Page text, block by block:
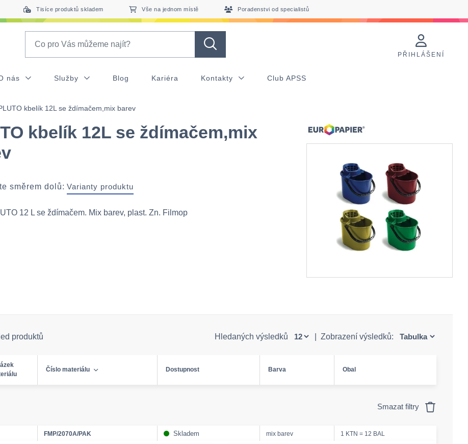
Tisíce produktů skladem Vše na jednom místě Poradenstvi od specialistů
PŘIHLÁŠENÍ
nás Služby Blog Kariéra Kontakty Club APSS
kbelík 12L se ždímačem,mix barev
kbelík 12L se ždímačem,mix
směrem dolů: Varianty produktu
12 L se ždímačem. Mix barev, plast. Zn. Filmop
produktů Hledaných výsledků Zobrazení výsledků:
Číslo materiálu Dostupnost Barva Obal
Smazat filtry
FMP/2070A/PAK Skladem mix barev 1 KTN = 12 BAL